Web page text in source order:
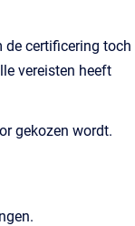
de certificering toch
vereisten heeft
gekozen wordt.